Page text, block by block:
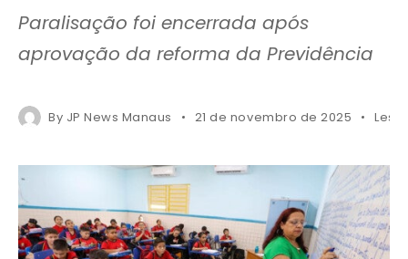
Paralisação foi encerrada após
aprovação da reforma da Previdência
By JP News Manaus 21 de novembro de 2025 Less